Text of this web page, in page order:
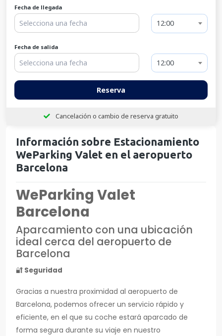
Información sobre Estacionamiento
WeParking Valet en el aeropuerto
Barcelona
WeParking Valet
Barcelona
Aparcamiento con una ubicación
ideal cerca del aeropuerto de
Barcelona
🔐 Seguridad
Gracias a nuestra proximidad al aeropuerto de
Barcelona, podemos ofrecer un servicio rápido y
eficiente, en el que su coche estará aparcado de
forma segura durante su viaje en nuestro
Fecha de llegada
12:00
Fecha de salida
12:00
Reserva
Cancelación o cambio de reserva gratuito